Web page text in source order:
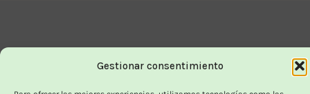
Gestionar consentimiento